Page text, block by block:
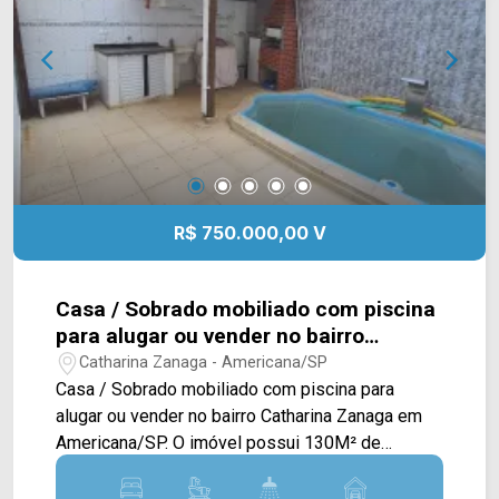
Imóveis e agende a sua visita!! WhatsApp e
Telefone: (19) 3475-4546 ARBIX IMÓVEIS -
Presente em cada mudança!
R$ 750.000,00 V
Casa / Sobrado mobiliado com piscina
para alugar ou vender no bairro
Catharina Zanaga em Americana/SP.
Catharina Zanaga - Americana/SP
Casa / Sobrado mobiliado com piscina para
alugar ou vender no bairro Catharina Zanaga em
Americana/SP. O imóvel possui 130M² de
construção, distribuídos em sala de estar,